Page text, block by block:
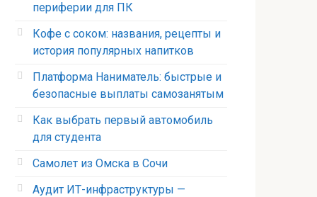
периферии для ПК
Кофе с соком: названия, рецепты и
история популярных напитков
Платформа Наниматель: быстрые и
безопасные выплаты самозанятым
Как выбрать первый автомобиль
для студента
Самолет из Омска в Сочи
Аудит ИТ-инфраструктуры —